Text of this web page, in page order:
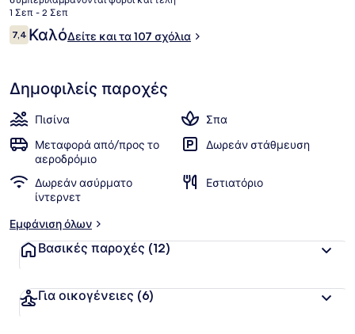
εστιατόρια, σερβίρει διεθνής κουζίνα και είναι ανοικτό για
πρωινό, μεσημεριανό και βραδινό. Θα βρείτε ακόμη 3
μπαρ/lounge, δωρεάν κλαμπ για παιδιά και γυμναστήριο.
τιμή
είναι
200 €
1 Σεπ - 2 Σεπ
Σχόλια
7,47,4 στα 10
ΚαλόΔείτε και τα 107 σχόλια
Δημοφιλείς παροχές
Πισίνα
Σπα
Μεταφορά από/προς το
αεροδρόμιο
Δωρεάν στάθμευση
Δωρεάν ασύρματο
ίντερνετ
Εστιατόριο
Εμφάνιση όλων
Βασικές παροχές (12)
Για οικογένειες (6)